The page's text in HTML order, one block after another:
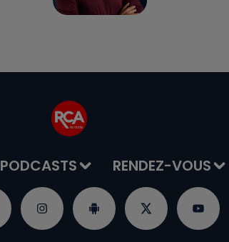
PODCASTS RENDEZ-VOUS